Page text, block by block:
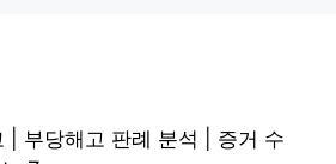
| 부당해고 판례 분석 | 증거 수